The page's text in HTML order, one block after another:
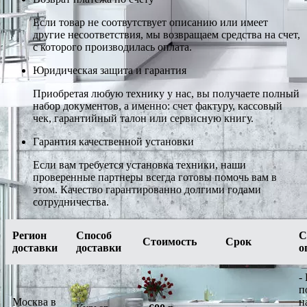
Если товар не соотвутствует описанию или имеет
другие несоответствия, мы возвращаем средства на счет,
с которого производилась оплата.
Юридическая защита и гарантия
Приобретая любую технику у нас, вы получаете полный
набор документов, а именно: счет фактуру, кассовый
чек, гарантийный талон или сервисную книгу.
Гарантия качественной установки
Если вам требуется установка техники, наши
проверенные партнеры всегда готовы помочь вам в
этом. Качество гарантированно долгими годами
сотрудничества.
Регион
доставки
Способ
доставки
Стоимость Срок
Москва в
-